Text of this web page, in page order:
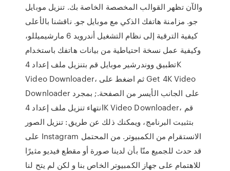
والآن تظهر القوالب المخصصة الخاصة بك. تنزيل موبايل
جو. مزامنة هاتفك الذكي مع موبايل جو. ناقشنا بالأعلى
كيفية الترقية إلى نظام التشغيل أندرويد 6 مارشيميللو،
وكيفية عمل نسخة احتياطية من بيانات هاتفك باستخدام
تطبيق ووندرشير موبايل قم بتنزيل ملف إعداد 4K
Video Downloader، ثم اضغط على Get 4K Video
Downloader على الجانب الأيسر من الصفحة.; بمجرد
انتهاء تنزيل ملف إعداد 4K Video Downloader، قم
بتثبيت البرنامج، ويمكنك ذلك عن طريق: تنزيل الصور
على Instagram الانستقرام من الكمبيوتر. من المحتمل
قد حدث للجميع منّا بأن لدينا صورة أو مقطع فيديو مثيرًا
للاهتمام على جهاز الكمبيوتر الخاص بنا و لكن لم يتح لنا